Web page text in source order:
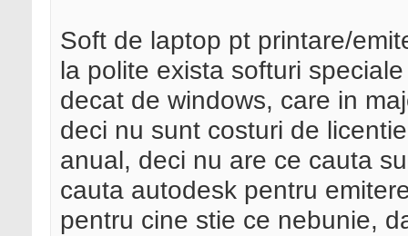
Soft de laptop pt printare/
la polite exista softuri
decat de windows, care in
deci nu sunt costuri de
anual, deci nu are ce cauta
cauta autodesk pentru
pentru cine stie ce nebunie,